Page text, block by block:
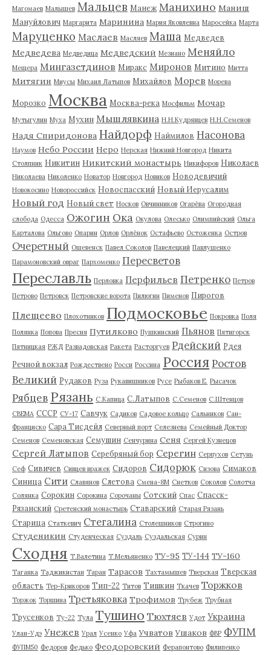
Магомаев Малышев Мальцев Манеж Манихино Маниш
Мануйлович Маргарита Маринина Мария Яковлевна Маросейка Марта
Маруценко Маслаев Масляев Маша Медведев
Медведева Медведица Медведский Мезиано Меняйло
Мещера Мингазетдинов Миракс Миронов Митино Митта
Митягин Миусы Михаил Латыпов Михайлов Морев Морева
Морозко Москва Москва-река Мосфильм Мочар
Мутыгулин Муха Мухин Мышлявкина Н.Н.Кудрявцев Н.Н.Семенов
Надя Спиридонова Найдорф Наймилов Насонова
Наумов Небо России Неро Нерская Нижний Новгород Никита
Столпник Никитин Никитский монастырь Никифоров Николаев
Николаева Николенко Новатор Новгород Новиков Новодевичий
Новокосино Новороссийск Новоспасский Новый Иерусалим
Новый год Новый свет Носков Овчинников Огарёва Огородная
слобода Одесса Ожогин Ока Окулова Олесько Олимпийский Ольга
Карталова Ольгово Опарин Орлов Орлёнок Остафьево Остоженка Остров
Очеретный Ошевенск Павел Соколов Павелецкий Павлушенко
Парамоновский овраг Пархоменко Пересветов
Переславль Перловка Перфильев Петренко Петров
Петрово Петровск Петровские ворота Пилюгин Пименов Пирогов
Плещеево Плохотников Подмосковье Покровка Поля
Полянка Попова Пресня Путилково Пушкинский Пьянов Пятигорск
Пятницкая РЖД Развадовская Ракета Расторгуев Рдейский Рдея
Речной вокзал Рождествено Росси Россина Россия Ростов
Великий Рудаков Руза Рукавишников Русе Рыбаков Е. Рысачок
Рябцев Рязань С.Капица С.Латыпов С.Семенов С.Штенцов
СВЕМА СССР СУ-17 Савчук Садиков Садовое кольцо Сальников Сан-
Франциско Сара Тисдейл Северный порт Селезнева Семейный Доктор
Семенов Семеновская Семушин Сенчурина Сеня Сергей Кузнецов
Сергей Латыпов Серебряный бор Серегин Серпухов Сетунь
Сеф Сивичев Сивцев вражек Сидоров Сидорюк Сизова Симаков
Синица Сити Славянов Слетова Смена-8М Снетков Соколов Солотча
Солянка Сорокин Сорокина Сорочаны Сотский Спас Спасск-
Рязанский Сретенский монастырь Ставарский Старая Рязань
Старица Статкевич Стегалина Столешников Строгино
Студеникин Студенческая Суздаль Суздальская Сурин
Сходня Т.Валетина Т.Мельяненко ТУ-95 ТУ-144 ТУ-160
Таганка Таджикистан Таран Тарасов Тахтамышев Тверская Тверская
область Тер-Крикоров Тип-22 Титов Тишкин Ткачев Торжков
Торжок Торшина Третьяковка Трофимов Трубеж Трубная
Трусенков Ту-22 Тула Тушино Тюхтяев Удот Украина
Улан-Удэ Унежев Урал Усенко Уфа Учватов Ушаков ФВР ФУПМ
ФУПМ50 Федоров Федько Феодоровский Ферапонтово Филипенко